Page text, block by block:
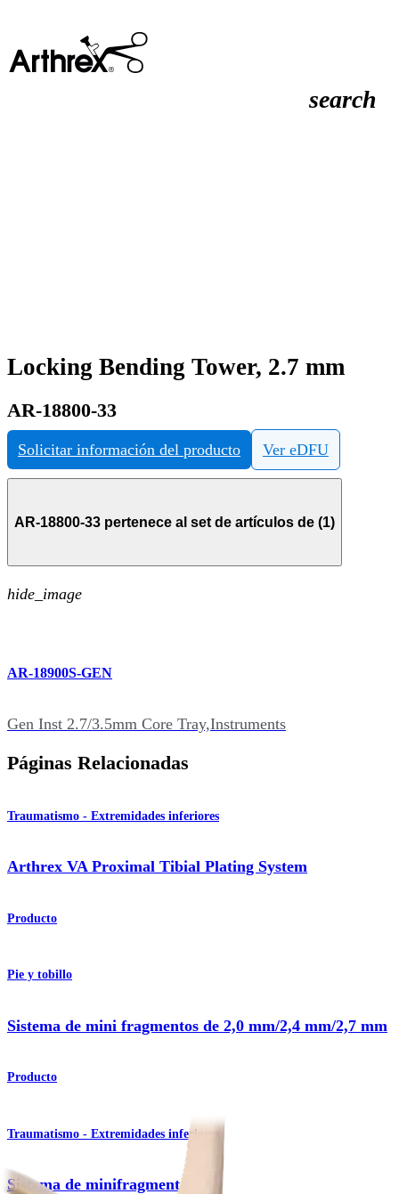
search
Locking Bending Tower, 2.7 mm
AR-18800-33
Solicitar información del producto Ver eDFU
AR-18800-33 pertenece al set de artículos de (1)
hide_image
AR-18900S-GEN
Gen Inst 2.7/3.5mm Core Tray,Instruments
Páginas Relacionadas
Traumatismo - Extremidades inferiores
Arthrex VA Proximal Tibial Plating System
Producto
Pie y tobillo
Sistema de mini fragmentos de 2,0 mm/2,4 mm/2,7 mm
Producto
Traumatismo - Extremidades inferiores
Sistema de minifragmentos